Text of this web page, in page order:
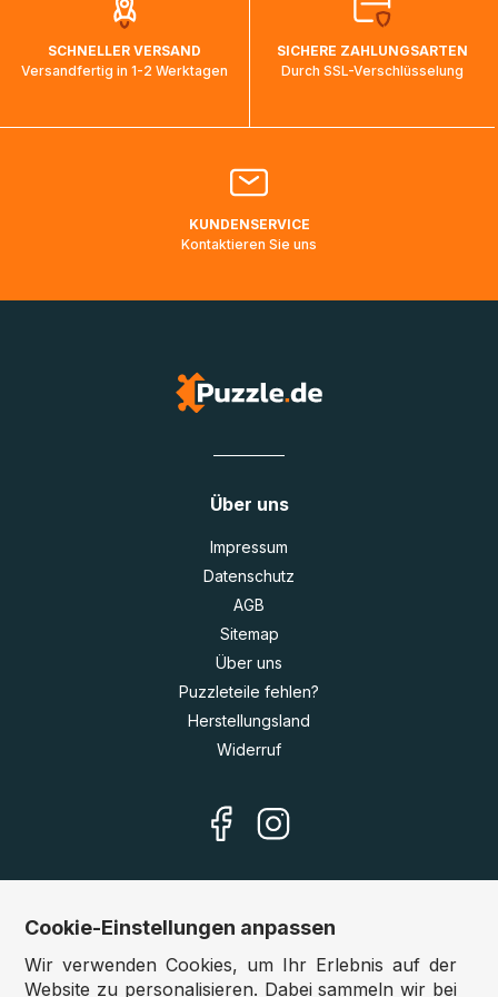
auf dem Weg ins Zielland sind. Die Sendungsverfolgung
ankommen und von der dortigen Zustellorganisation weiter
bearbeitet werden.
Bitte kontaktieren Sie denKundenservicefalls Ihr Paket
Lieferadressen in Deutschland oder Europa mehrere Tage
SCHNELLER VERSAND
Versandfertig in 1-2 Werktagen
SICHERE ZAHLUNGSARTEN
Durch SSL-Verschlüsselung
KUNDENSERVICE
Kontaktieren Sie uns
Über uns
Impressum
Datenschutz
AGB
Sitemap
Über uns
Puzzleteile fehlen?
Herstellungsland
Widerruf
Unsere Shops
Deutschland:www.puzzle.de
Cookie-Einstellungen anpassen
Wir verwenden Cookies, um Ihr Erlebnis auf der
Website zu personalisieren. Dabei sammeln wir bei